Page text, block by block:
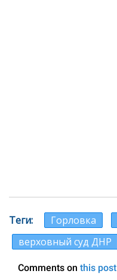
Теги Горловка
верховный суд ДНР